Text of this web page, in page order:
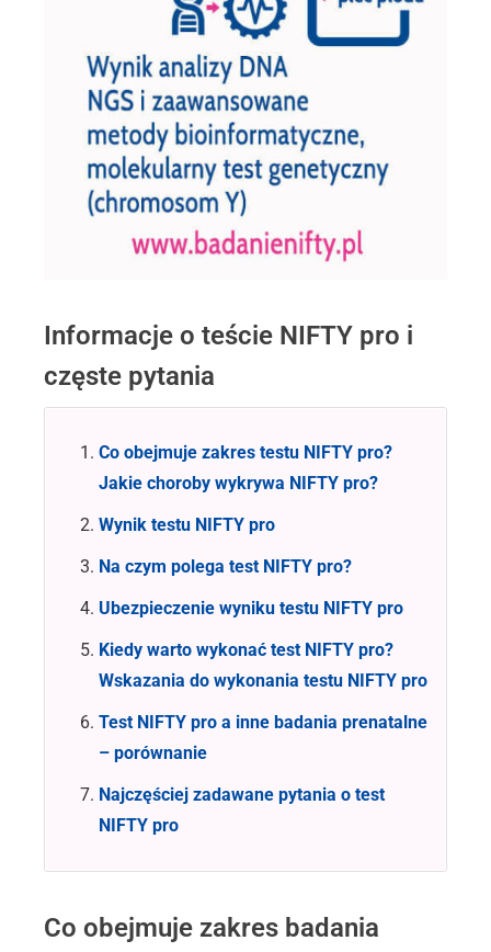
Informacje o teście NIFTY pro i
częste pytania
Co obejmuje zakres testu NIFTY pro?
Jakie choroby wykrywa NIFTY pro?
Wynik testu NIFTY pro
Na czym polega test NIFTY pro?
Ubezpieczenie wyniku testu NIFTY pro
Kiedy warto wykonać test NIFTY pro?
Wskazania do wykonania testu NIFTY pro
Test NIFTY pro a inne badania prenatalne
– porównanie
Najczęściej zadawane pytania o test
NIFTY pro
Co obejmuje zakres badania